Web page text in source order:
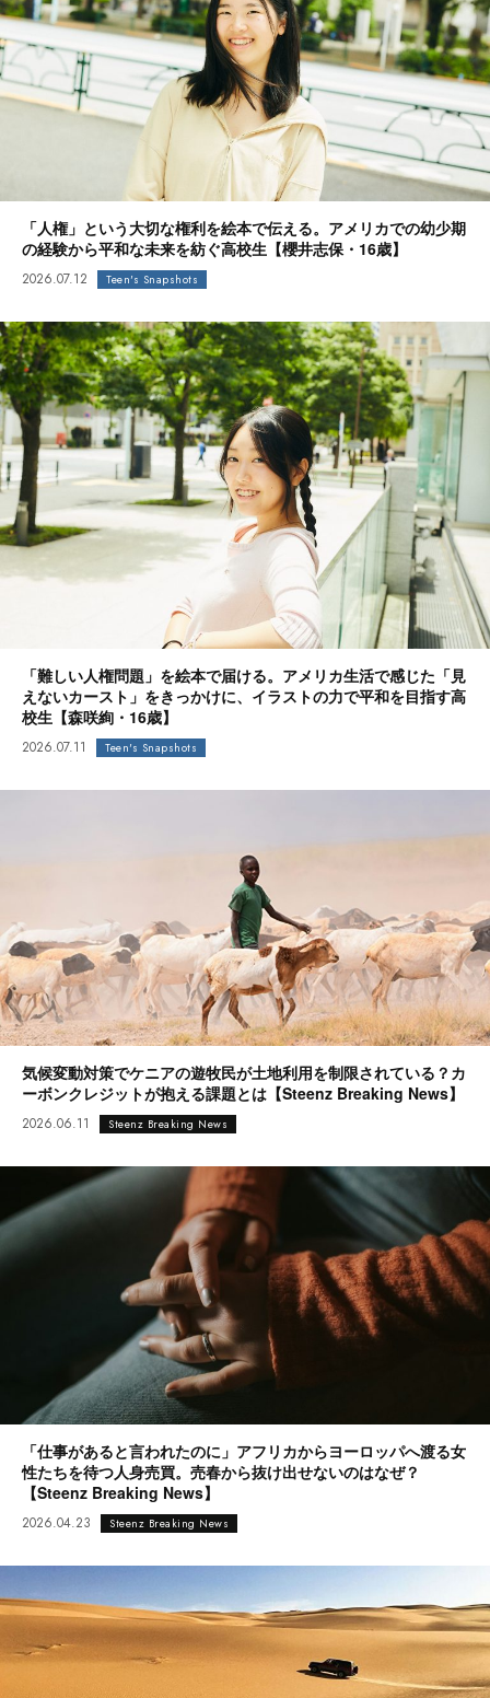
「人権」という大切な権利を絵本で伝える。アメリカでの幼少期
の経験から平和な未来を紡ぐ高校生【櫻井志保・16歳】
2026.07.12 Teen's Snapshots
「難しい人権問題」を絵本で届ける。アメリカ生活で感じた「見
えないカースト」をきっかけに、イラストの力で平和を目指す高
校生【森咲絢・16歳】
2026.07.11 Teen's Snapshots
気候変動対策でケニアの遊牧民が土地利用を制限されている？カ
ーボンクレジットが抱える課題とは【Steenz Breaking News】
2026.06.11 Steenz Breaking News
「仕事があると言われたのに」アフリカからヨーロッパへ渡る女
性たちを待つ人身売買。売春から抜け出せないのはなぜ？
【Steenz Breaking News】
2026.04.23 Steenz Breaking News